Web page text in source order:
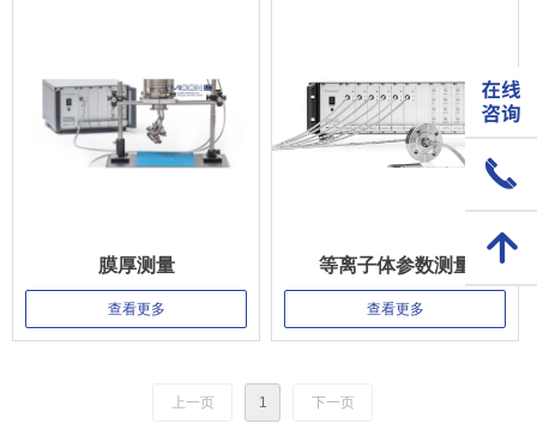
끅
녕
膜厚测量
查看更多
等离子体参数测量
查看更多
上一页 1 下一页